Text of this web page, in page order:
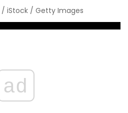
iStock / Getty Images
ad